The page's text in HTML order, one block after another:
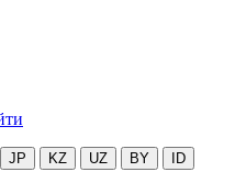
JP KZ UZ BY ID